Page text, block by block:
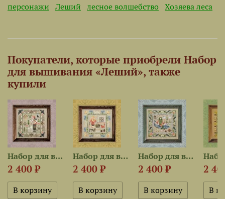
персонажи Леший лесное волшебство Хозяева леса
Покупатели, которые приобрели Набор
для вышивания «Леший», также
купили
Набор для вышивания «Баба Яга»
2 400 ₽
Набор для вышивания «Домовой»
2 400 ₽
Набор для вышивания «Водяной»
2 400 ₽ 2